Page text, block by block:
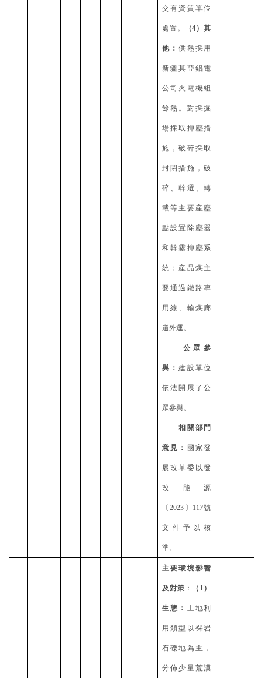
交有資質單位
處置。 （4）其
他：供熱採用
新疆其亞鋁電
公司火電機組
餘熱。對採掘
場採取抑塵措
施，破碎採取
封閉措施，破
碎、幹選、轉
載等主要産塵
點設置除塵器
和幹霧抑塵系
統；産品煤主
要通過鐵路專
用線、輸煤廊
道外運。
公眾參
與：建設單位
依法開展了公
眾參與。
相關部門
意見： 國家發
展改革委以發
改能源
〔2023〕117號
文件予以核
準。
主要環境影響
及對策 ： （ 1）
生態： 土地利
用類型以裸岩
石礫地為主，
分佈少量荒漠